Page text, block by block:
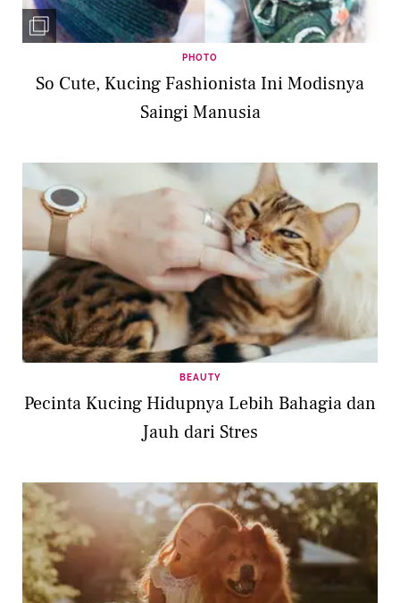
PHOTO
So Cute, Kucing Fashionista Ini Modisnya
Saingi Manusia
BEAUTY
Pecinta Kucing Hidupnya Lebih Bahagia dan
Jauh dari Stres